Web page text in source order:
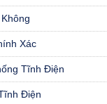
Xác
Tĩnh Điện
Điện